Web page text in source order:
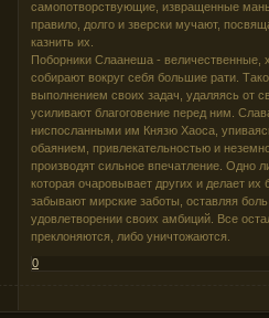
самопотворствующие, извращенные
правило, долго и зверски мучают,
казнить их.
Поборники Слаанеша - величественные,
собирают вокруг себя большие рати.
выполнением своих задач, удаляясь от
усиливают благоговение перед ним.
ниспосланными им Князю Хаоса,
обаянием, привлекательностью и
производят сильное впечатление. Одно
которая очаровывает других и делает
забывают мирские заботы, оставляя
удовлетворении своих амбиций. Все
преклоняются, либо уничтожаются.
0